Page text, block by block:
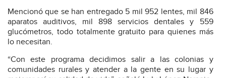
Mencionó que se han entregado 5 mil 952 lentes, mil 846
aparatos auditivos, mil 898 servicios dentales y 559
glucómetros, todo totalmente gratuito para quienes más
lo necesitan.
“Con este programa decidimos salir a las colonias y
comunidades rurales y atender a la gente en su lugar y